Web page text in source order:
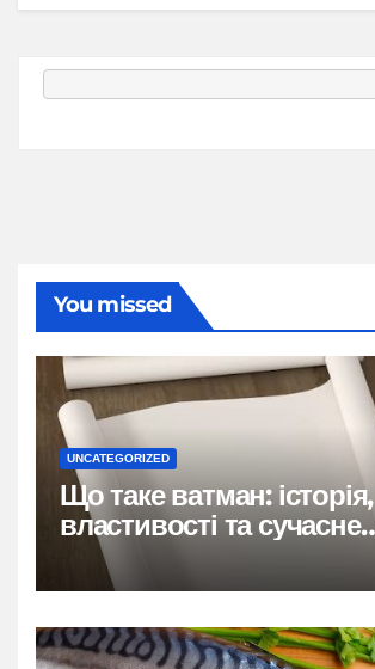
You missed
UNCATEGORIZED
Що таке ватман: історія,
властивості та сучасне
застосування